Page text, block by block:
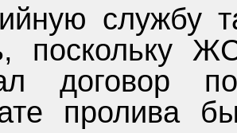
службу
поскольку
договор
пролива